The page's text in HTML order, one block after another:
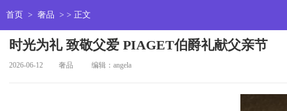
首页 > 奢品 > > 正文
时光为礼 致敬父爱 PIAGET伯爵礼献父亲节
2026-06-12 奢品 编辑：angela